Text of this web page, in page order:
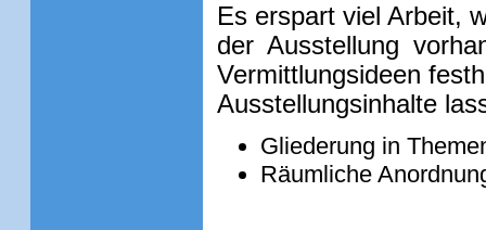
Es erspart viel Arbeit,
der Ausstellung
Vermittlungsideen
Ausstellungsinhalte
Gliederung in
Räumliche